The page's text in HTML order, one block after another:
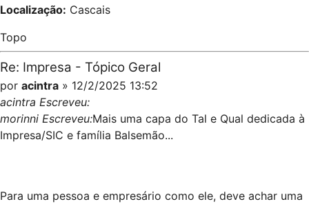
Localização: Cascais
Topo
Re: Impresa - Tópico Geral
por acintra » 12/2/2025 13:52
acintra Escreveu:
morinni Escreveu:Mais uma capa do Tal e Qual dedicada à
Impresa/SIC e família Balsemão...
Para uma pessoa e empresário como ele, deve achar uma